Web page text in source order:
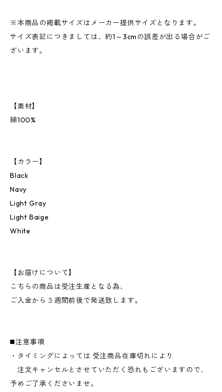
※本商品の掲載サイズはメーカー提供サイズとなります。
サイズ表記につきましては、約1～3cmの誤差が出る場合がご
ざいます。
【素材】
綿100%
【カラー】
Black
Navy
Light Gray
Light Baige
White
【お届けについて】
こちらの商品は受注生産となる為、
ご入金から３週間前後で発送致します。
◼️注意事項
・タイミングによっては 受注商品在庫切れにより
注文キャンセルとさせていただく恐れもございますので、
予めご了承くださいませ。